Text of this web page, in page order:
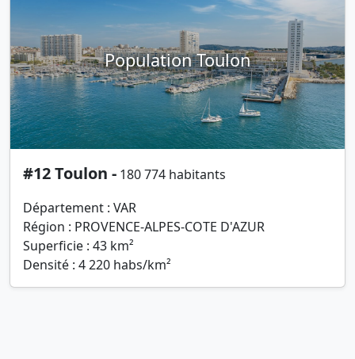
Population Toulon
#12 Toulon - 180 774 habitants
Département : VAR
Région : PROVENCE-ALPES-COTE D'AZUR
Superficie : 43 km²
Densité : 4 220 habs/km²